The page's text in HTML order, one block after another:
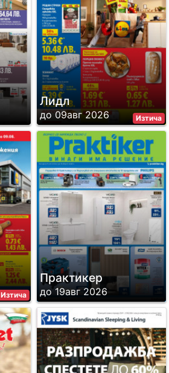
Изтича
Лидл
до 09авг 2026
Изтича
Практикер
до 19авг 2026